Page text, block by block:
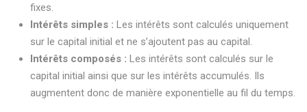
fixes.
Intérêts simples : Les intérêts sont calculés uniquement
sur le capital initial et ne s’ajoutent pas au capital.
Intérêts composés : Les intérêts sont calculés sur le
capital initial ainsi que sur les intérêts accumulés. Ils
augmentent donc de manière exponentielle au fil du temps.